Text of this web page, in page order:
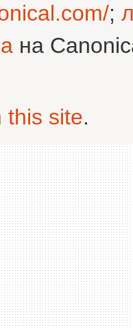
;
на
this site.